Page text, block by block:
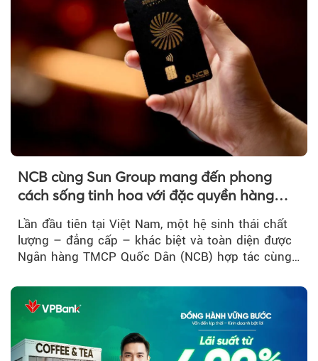
NCB cùng Sun Group mang đến phong
cách sống tinh hoa với đặc quyền hàng
Lần đầu tiên tại Việt Nam, một hệ sinh thái chất
lượng – đẳng cấp – khác biệt và toàn diện được
Ngân hàng TMCP Quốc Dân (NCB) hợp tác cùng